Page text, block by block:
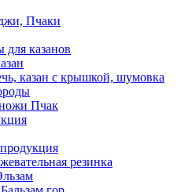
Пчаки
для казанов
казан с крышкой, шумовка
Пчак
резинка